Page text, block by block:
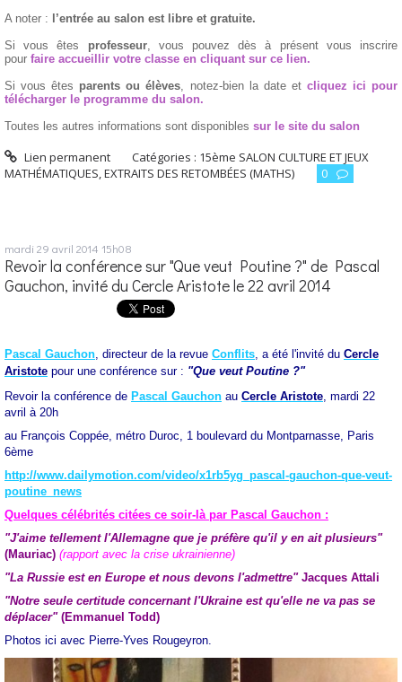
A noter :
l’entrée au salon est libre et gratuite.
Si vous êtes professeur, vous pouvez dès à présent vous inscrire
pour faire accueillir votre classe en cliquant sur ce lien.
Si vous êtes parents ou élèves, notez-bien la date et cliquez ici pour
télécharger le programme du salon.
Toutes les autres informations sont disponibles sur le site du salon
Lien permanent Catégories : 15ème SALON CULTURE ET JEUX
MATHÉMATIQUES,EXTRAITS DES RETOMBÉES (MATHS) 0
mardi 29 avril 2014 15h08
Revoir la conférence sur "Que veut Poutine ?" de Pascal
Gauchon, invité du Cercle Aristote le 22 avril 2014
Pascal Gauchon, directeur de la revue Conflits, a été l'invité du Cercle
Aristote pour une conférence sur : "Que veut Poutine ?"
Revoir la conférence de Pascal Gauchon au Cercle Aristote , mardi 22
avril à 20h
au François Coppée, métro Duroc, 1 boulevard du Montparnasse, Paris
6ème
http://www.dailymotion.com/video/x1rb5yg_pascal-gauchon-que-veut-
poutine_news
Quelques célébrités citées ce soir-là par Pascal Gauchon :
"J'aime tellement l'Allemagne que je préfère qu'il y en ait plusieurs"
(Mauriac) (rapport avec la crise ukrainienne)
"La Russie est en Europe et nous devons l'admettre"Jacques Attali
"Notre seule certitude concernant l'Ukraine est qu'elle ne va pas se
déplacer"(Emmanuel Todd)
Photos ici avec Pierre-Yves Rougeyron.